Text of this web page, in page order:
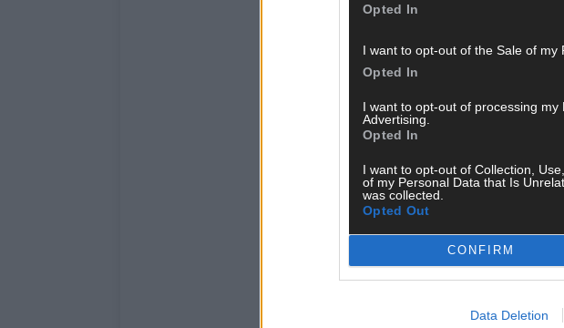
Opted In
I want to opt-out of the Sale of my
Opted In
I want to opt-out of processing my
Advertising.
Opted In
I want to opt-out of Collection,
of my Personal Data that Is
was collected.
Opted Out
CONFIRM
Data Deletion